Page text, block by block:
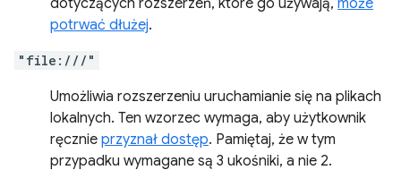
dotyczących rozszerzeń, które go używają, może
potrwać dłużej.
"file:///"
Umożliwia rozszerzeniu uruchamianie się na plikach
lokalnych. Ten wzorzec wymaga, aby użytkownik
ręcznie przyznał dostęp. Pamiętaj, że w tym
przypadku wymagane są 3 ukośniki, a nie 2.